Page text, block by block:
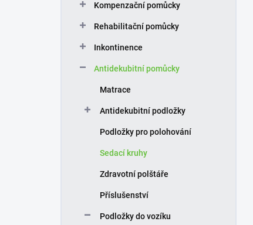
Kompenzační pomůcky
Rehabilitační pomůcky
Inkontinence
Antidekubitní pomůcky
Matrace
Antidekubitní podložky
Podložky pro polohování
Sedací kruhy
Zdravotní polštáře
Příslušenství
Podložky do vozíku